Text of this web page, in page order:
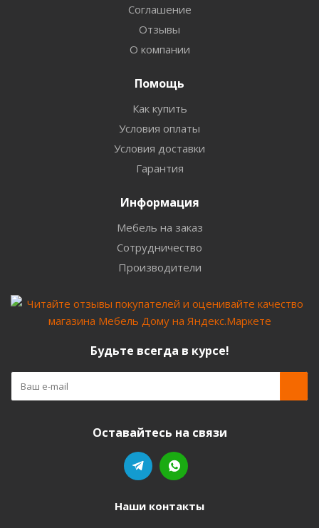
Соглашение
Отзывы
О компании
Помощь
Как купить
Условия оплаты
Условия доставки
Гарантия
Информация
Мебель на заказ
Сотрудничество
Производители
Будьте всегда в курсе!
Оставайтесь на связи
Наши контакты